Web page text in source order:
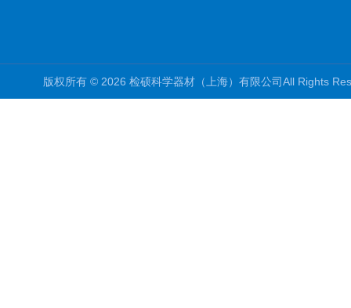
版权所有 © 2026 检硕科学器材（上海）有限公司All Rights